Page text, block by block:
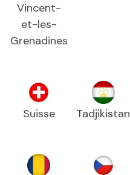
Vincent-
et-les-
Grenadines
Suisse Tadjikistan